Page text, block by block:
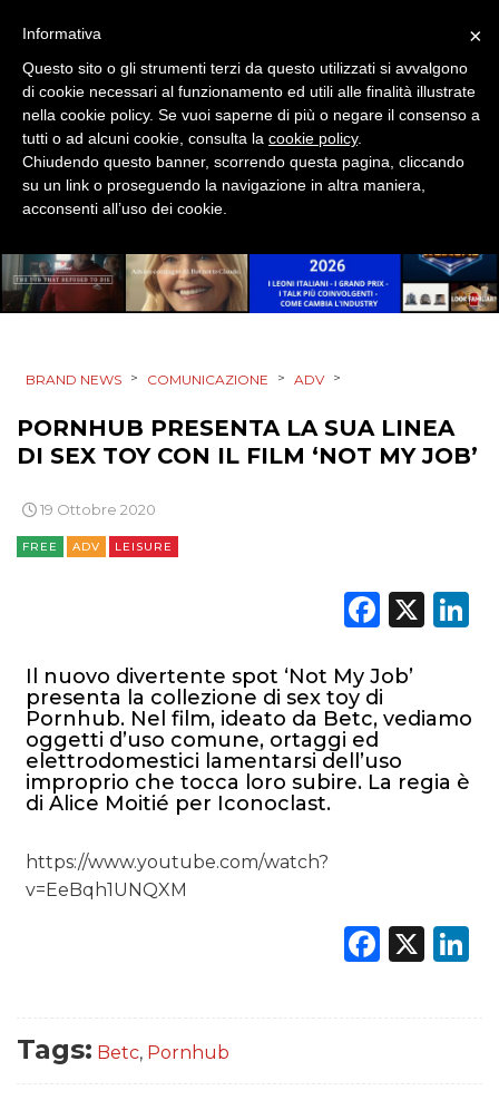
DIRECT
SPONSOR
DESIGN
MOBILE
PRODOTTI
PUNTI VENDITA
CSR
CINEMA
DIGITALE
ESTERNA
BRAND NEWS > COMUNICAZIONE > ADV >
PORNHUB PRESENTA LA SUA LINEA
DI SEX TOY CON IL FILM ‘NOT MY JOB’
19 Ottobre 2020
FREE ADV LEISURE
X
Il nuovo divertente spot ‘Not My Job’
presenta la collezione di sex toy di
Pornhub. Nel film, ideato da Betc, vediamo
oggetti d’uso comune, ortaggi ed
elettrodomestici lamentarsi dell’uso
improprio che tocca loro subire. La regia è
di Alice Moitié per Iconoclast.
https://www.youtube.com/watch?
v=EeBqh1UNQXM
X
Tags: Betc, Pornhub
×
Informativa
Questo sito o gli strumenti terzi da questo utilizzati si avvalgono
di cookie necessari al funzionamento ed utili alle finalità illustrate
nella cookie policy. Se vuoi saperne di più o negare il consenso a
tutti o ad alcuni cookie, consulta la cookie policy.
Chiudendo questo banner, scorrendo questa pagina, cliccando
su un link o proseguendo la navigazione in altra maniera,
acconsenti all’uso dei cookie.